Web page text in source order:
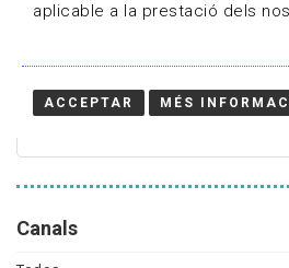
Canals
aplicable a la prestació dels
ACCEPTAR MÉS